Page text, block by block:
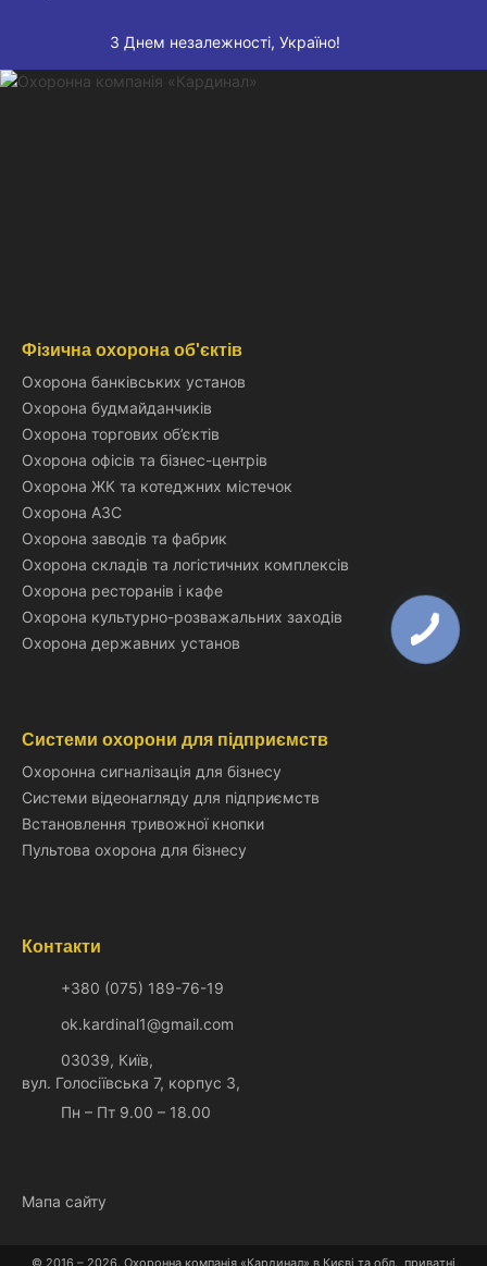
З Днем незалежності, Україно!
Фізична охорона об'єктів
Охорона банківських установ
Охорона будмайданчиків
Охорона торгових об’єктів
Охорона офісів та бізнес-центрів
Охорона ЖК та котеджних містечок
Охорона АЗС
Охорона заводів та фабрик
Охорона складів та логістичних комплексів
Охорона ресторанів і кафе
Охорона культурно-розважальних заходів
Охорона державних установ
Системи охорони для підприємств
Охоронна сигналізація для бізнесу
Системи відеонагляду для підприємств
Встановлення тривожної кнопки
Пультова охорона для бізнесу
Контакти
+380 (075) 189-76-19
ok.kardinal1@gmail.com
03039, Київ,
вул. Голосіївська 7, корпус 3,
Пн – Пт 9.00 – 18.00
Мапа сайту
© 2016 – 2026. Охоронна компанія «Кардинал» в Києві та обл., приватні